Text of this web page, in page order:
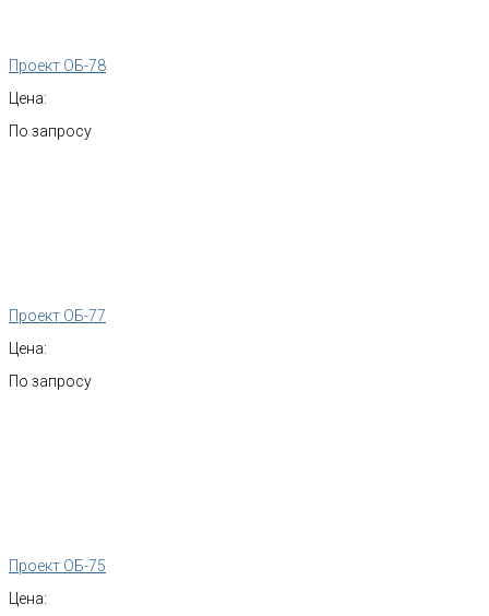
Проект ОБ-78
Цена:
По запросу
Проект ОБ-77
Цена:
По запросу
Проект ОБ-75
Цена: